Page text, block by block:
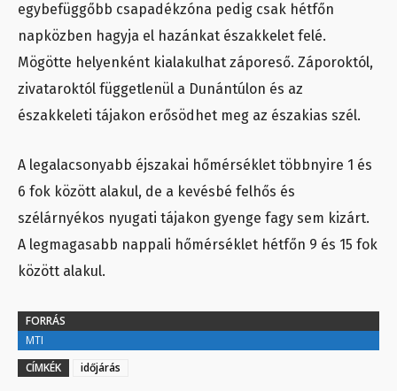
egybefüggőbb csapadékzóna pedig csak hétfőn
napközben hagyja el hazánkat északkelet felé.
Mögötte helyenként kialakulhat záporeső. Záporoktól,
zivataroktól függetlenül a Dunántúlon és az
északkeleti tájakon erősödhet meg az északias szél.
A legalacsonyabb éjszakai hőmérséklet többnyire 1 és
6 fok között alakul, de a kevésbé felhős és
szélárnyékos nyugati tájakon gyenge fagy sem kizárt.
A legmagasabb nappali hőmérséklet hétfőn 9 és 15 fok
között alakul.
FORRÁS
MTI
CÍMKÉK
időjárás